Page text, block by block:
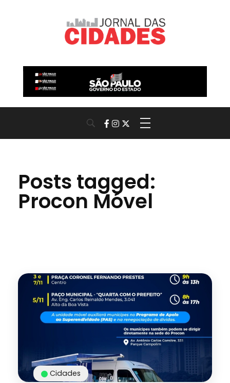
Posts tagged:
Procon Móvel
Cidades